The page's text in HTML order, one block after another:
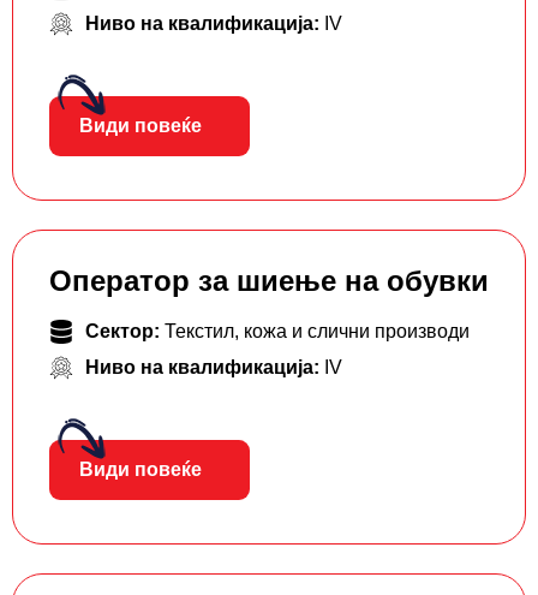
Ниво на квалификација: IV
Види повеќе
Оператор за шиење на обувки
Сектор: Текстил, кожа и слични производи
Ниво на квалификација: IV
Види повеќе